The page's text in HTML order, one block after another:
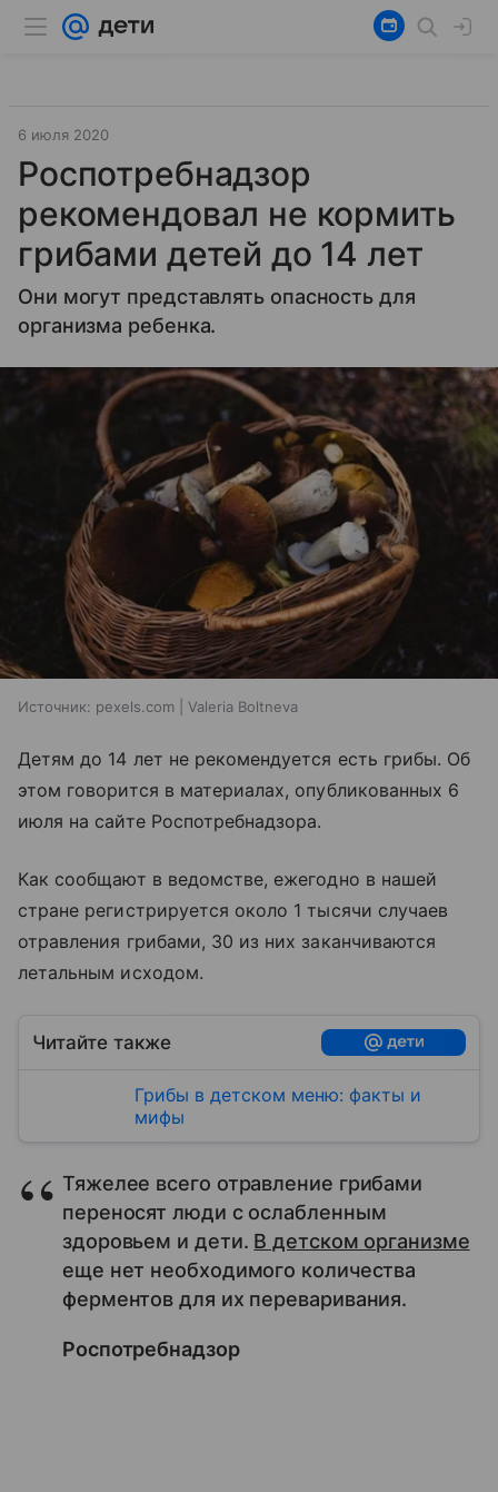
6 июля 2020
Роспотребнадзор
рекомендовал не кормить
грибами детей до 14 лет
Они могут представлять опасность для
организма ребенка.
Источник: pexels.com | Valeria Boltneva
Детям до 14 лет не рекомендуется есть грибы. Об
этом говорится в материалах, опубликованных 6
июля на сайте Роспотребнадзора.
Как сообщают в ведомстве, ежегодно в нашей
стране регистрируется около 1 тысячи случаев
отравления грибами, 30 из них заканчиваются
летальным исходом.
Читайте также
Грибы в детском меню: факты и
мифы
Тяжелее всего отравление грибами
переносят люди с ослабленным
здоровьем и дети. В детском организме
еще нет необходимого количества
ферментов для их переваривания.
Роспотребнадзор